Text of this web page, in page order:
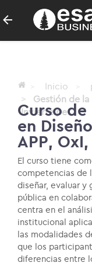
Inicio
Gestión de la
Invierte.pe
Curso de
en
APP,
El curso tiene
competencias de
diseñar, evaluar y
pública en
centra en el
institucional
las modalidades
que los
diferencias entre